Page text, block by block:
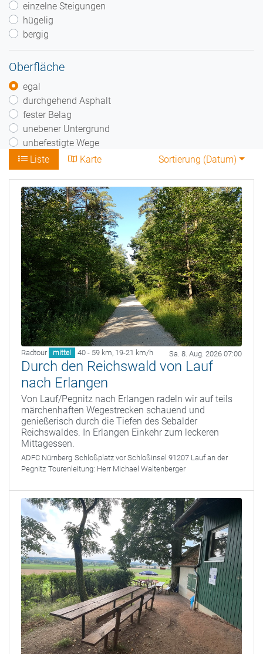
einzelne Steigungen
hügelig
bergig
Oberfläche
egal
durchgehend Asphalt
fester Belag
unebener Untergrund
unbefestigte Wege
Liste
Karte Sortierung (Datum)
Radtour mittel 40 - 59 km, 19-21 km/h Sa. 8. Aug. 2026 07:00
Durch den Reichswald von Lauf
nach Erlangen
Von Lauf/Pegnitz nach Erlangen radeln wir auf teils
märchenhaften Wegestrecken schauend und
genießerisch durch die Tiefen des Sebalder
Reichswaldes. In Erlangen Einkehr zum leckeren
Mittagessen.
ADFC Nürnberg Schloßplatz vor Schloßinsel 91207 Lauf an der
Pegnitz Tourenleitung: Herr Michael Waltenberger